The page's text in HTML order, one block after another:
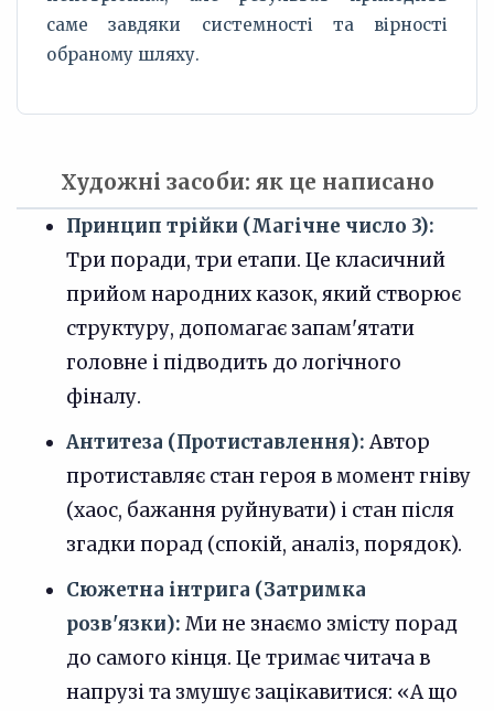
саме завдяки системності та вірності
обраному шляху.
Художні засоби: як це написано
Принцип трійки (Магічне число 3):
Три поради, три етапи. Це класичний
прийом народних казок, який створює
структуру, допомагає запам'ятати
головне і підводить до логічного
фіналу.
Антитеза (Протиставлення):Автор
протиставляє стан героя в момент гніву
(хаос, бажання руйнувати) і стан після
згадки порад (спокій, аналіз, порядок).
Сюжетна інтрига (Затримка
розв'язки): Ми не знаємо змісту порад
до самого кінця. Це тримає читача в
напрузі та змушує зацікавитися: «А що